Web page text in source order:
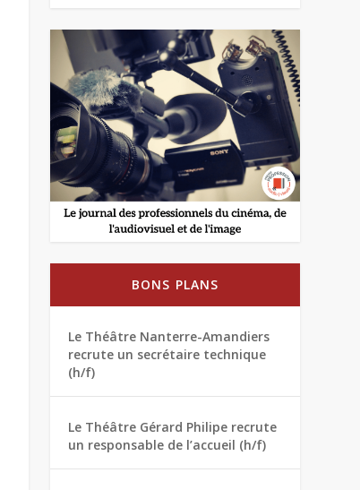
BONS PLANS
Le Théâtre Nanterre-Amandiers
recrute un secrétaire technique
(h/f)
Le Théâtre Gérard Philipe recrute
un responsable de l’accueil (h/f)